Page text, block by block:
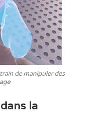
de manipuler des
la